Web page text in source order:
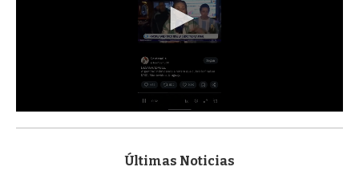
s
Últimas Noticias